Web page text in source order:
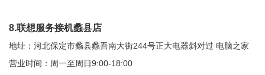
8.联想服务接机蠡县店
地址：河北保定市蠡县蠡吾南大街244号正大电器斜对过 电脑之家
营业时间：周一至周日9:00-18:00